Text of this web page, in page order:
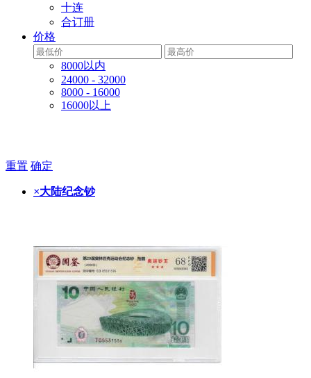
十连
合订册
价格
8000以内
24000 - 32000
8000 - 16000
16000以上
重置 确定
×大陆纪念钞